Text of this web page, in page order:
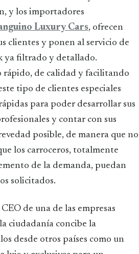
y los importadores
Luxury Cars, ofrecen
clientes y ponen al servicio de
ya filtrado y detallado.
rápido, de calidad y facilitando
tipo de clientes especiales
para poder desarrollar sus
y contar con sus
posible, de manera que no
los carroceros, totalmente
de la demanda, puedan
solicitados.
CEO de una de las empresas
ciudadanía concibe la
desde otros países como un